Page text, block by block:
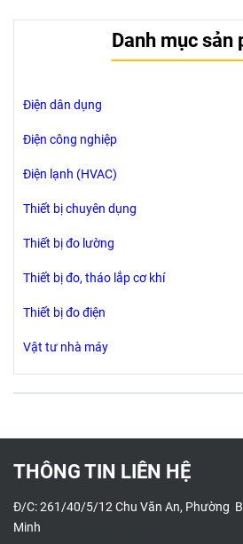
lạnh trong hệ
thống điều hòa
220VAC
đồng:Tùy chọn
DN15, DN20,
DN25
Danh mục sản
Điện dân dụng
Điện công nghiệp
Điện lạnh (HVAC)
Thiết bị chuyên dụng
Thiết bị đo lường
Thiết bị đo, tháo lắp cơ khí
Thiết bị đo điện
Vật tư nhà máy
THÔNG TIN LIÊN HỆ
Đ/C: 261/40/5/12 Chu Văn An, Phường
Minh